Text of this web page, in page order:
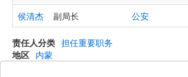
侯清杰
副局长 公安
责任人分类 担任重要职务
地区 内蒙